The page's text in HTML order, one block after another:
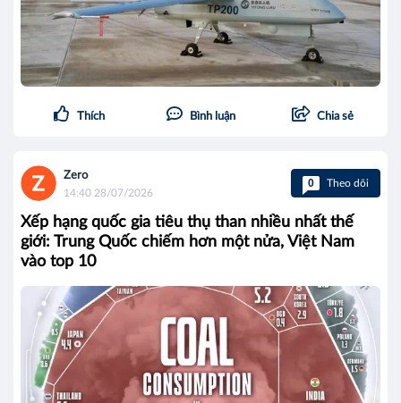
Thích Bình luận Chia sẻ
Zero
14:40 28/07/2026
0 Theo dõi
Xếp hạng quốc gia tiêu thụ than nhiều nhất thế
giới: Trung Quốc chiếm hơn một nửa, Việt Nam
vào top 10